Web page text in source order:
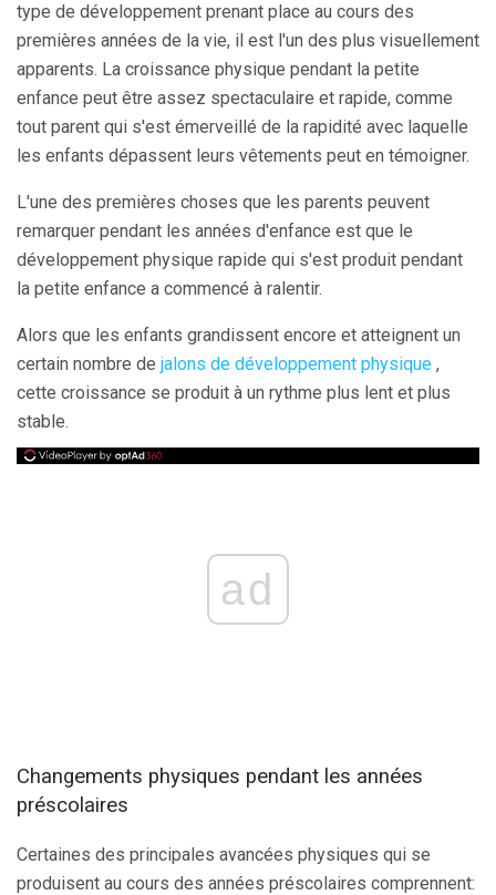
type de développement prenant place au cours des
premières années de la vie, il est l'un des plus visuellement
apparents. La croissance physique pendant la petite
enfance peut être assez spectaculaire et rapide, comme
tout parent qui s'est émerveillé de la rapidité avec laquelle
les enfants dépassent leurs vêtements peut en témoigner.
L'une des premières choses que les parents peuvent
remarquer pendant les années d'enfance est que le
développement physique rapide qui s'est produit pendant
la petite enfance a commencé à ralentir.
Alors que les enfants grandissent encore et atteignent un
certain nombre de jalons de développement physique ,
cette croissance se produit à un rythme plus lent et plus
stable.
ad
Changements physiques pendant les années
préscolaires
Certaines des principales avancées physiques qui se
produisent au cours des années préscolaires comprennent: